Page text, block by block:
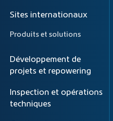
Sites internationaux
Produits et solutions
Développement de
projets et repowering
Inspection et opérations
techniques